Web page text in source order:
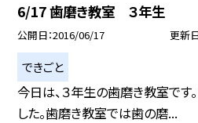
6/17 歯磨き教室 ３年生
公開日 2016/06/17 更新
できごと
今日は、３年生の歯磨き教室です
した。歯磨き教室では歯の磨...